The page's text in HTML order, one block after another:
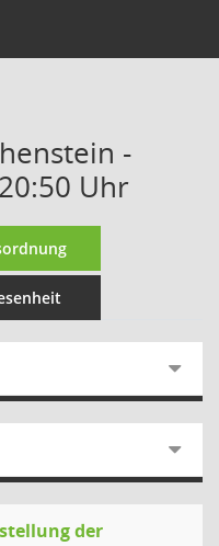
-
Uhr
der